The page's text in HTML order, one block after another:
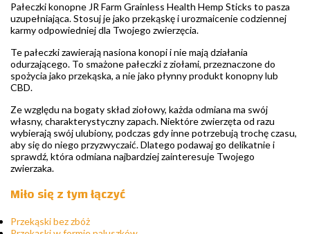
Pałeczki konopne JR Farm Grainless Health Hemp Sticks to pasza
uzupełniająca. Stosuj je jako przekąskę i urozmaicenie codziennej
karmy odpowiedniej dla Twojego zwierzęcia.
Te pałeczki zawierają nasiona konopi i nie mają działania
odurzającego. To smażone pałeczki z ziołami, przeznaczone do
spożycia jako przekąska, a nie jako płynny produkt konopny lub
CBD.
Ze względu na bogaty skład ziołowy, każda odmiana ma swój
własny, charakterystyczny zapach. Niektóre zwierzęta od razu
wybierają swój ulubiony, podczas gdy inne potrzebują trochę czasu,
aby się do niego przyzwyczaić. Dlatego podawaj go delikatnie i
sprawdź, która odmiana najbardziej zainteresuje Twojego
zwierzaka.
Miło się z tym łączyć
Przekąski bez zbóż